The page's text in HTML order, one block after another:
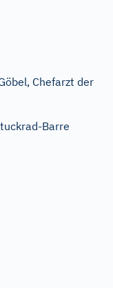
Chefarzt der
Barre